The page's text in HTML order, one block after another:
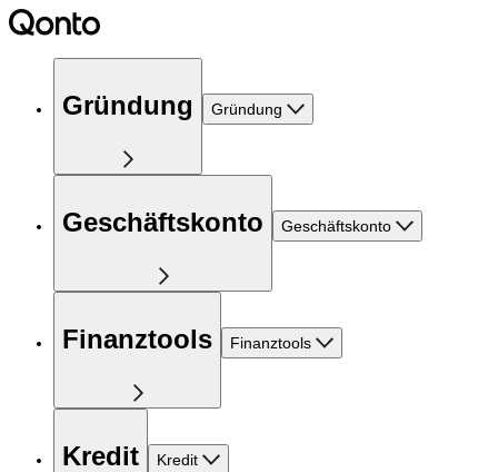
Gründung Gründung
Geschäftskonto Geschäftskonto
Finanztools Finanztools
Kredit Kredit